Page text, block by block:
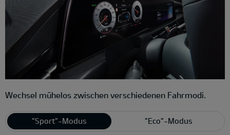
Wechsel mühelos zwischen verschiedenen Fahrmodi.
"Sport"-Modus "Eco"-Modus